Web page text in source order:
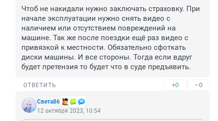
Чтоб не накидали нужно заключать страховку. При
начале эксплуатации нужно снять видео с
наличием или отсутствием повреждений на
машине. Так же после поездки ещё раз видео с
привязкой к местности. Обязательно сфоткать
диски машины. И все стороны. Тогда если вдруг
будет претензия то будет что в суде предъявить.
ОТВЕТИТЬ +0 –0
Света86
12 октября 2023, 10:54